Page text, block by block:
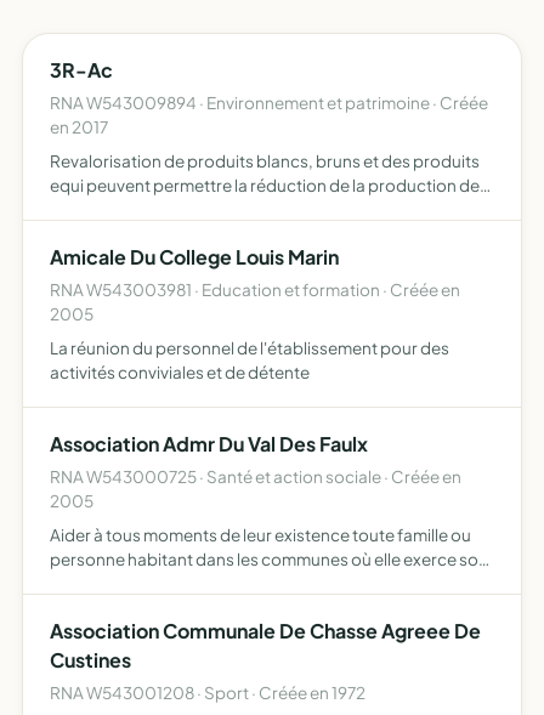
3R-Ac
RNA W543009894 · Environnement et patrimoine · Créée
en 2017
Revalorisation de produits blancs, bruns et des produits
equi peuvent permettre la réduction de la production de
Amicale Du College Louis Marin
RNA W543003981 · Education et formation · Créée en
2005
La réunion du personnel de l'établissement pour des
activités conviviales et de détente
Association Admr Du Val Des Faulx
RNA W543000725 · Santé et action sociale · Créée en
2005
Aider à tous moments de leur existence toute famille ou
personne habitant dans les communes où elle exerce son
Association Communale De Chasse Agreee De
Custines
RNA W543001208 · Sport · Créée en 1972